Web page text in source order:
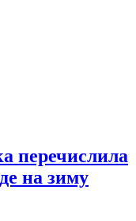
перечислила
на зиму